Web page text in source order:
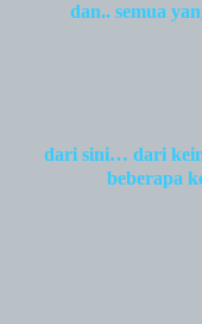
dan.. semua
dari sini… dari
beberapa